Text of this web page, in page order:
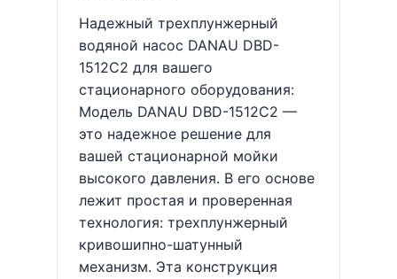
Надежный трехплунжерный
водяной насос DANAU DBD-
1512C2 для вашего
стационарного оборудования:
Модель DANAU DBD-1512C2 —
это надежное решение для
вашей стационарной мойки
высокого давления. В его основе
лежит простая и проверенная
технология: трехплунжерный
кривошипно-шатунный
механизм. Эта конструкция